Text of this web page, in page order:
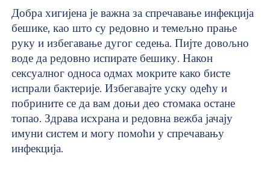
Добра хигијена је важна за спречавање инфекција
бешике, као што су редовно и темељно прање
руку и избегавање дугог седења. Пијте довољно
воде да редовно испирате бешику. Након
сексуалног односа одмах мокрите како бисте
испрали бактерије. Избегавајте уску одећу и
побрините се да вам доњи део стомака остане
топао. Здрава исхрана и редовна вежба јачају
имуни систем и могу помоћи у спречавању
инфекција.